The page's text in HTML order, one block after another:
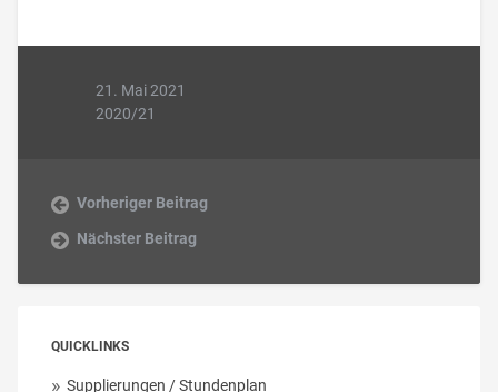
21. Mai 2021
2020/21
Vorheriger Beitrag
Nächster Beitrag
QUICKLINKS
Supplierungen / Stundenplan